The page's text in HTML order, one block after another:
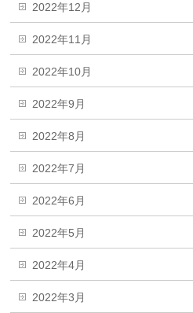
2022年12月
2022年11月
2022年10月
2022年9月
2022年8月
2022年7月
2022年6月
2022年5月
2022年4月
2022年3月